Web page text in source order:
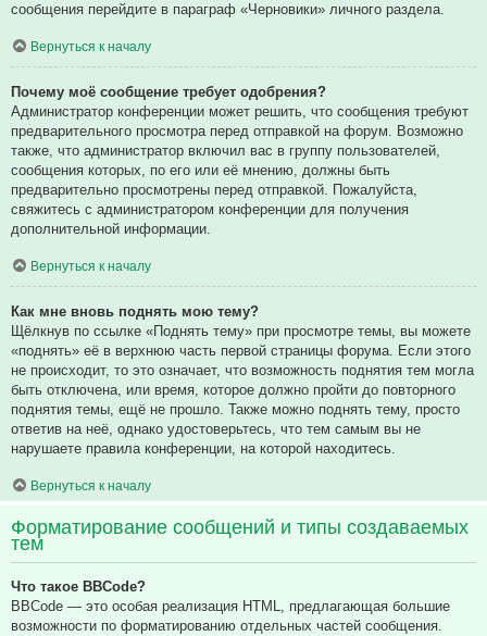
сообщения перейдите в параграф «Черновики» личного раздела.
Вернуться к началу
Почему моё сообщение требует одобрения?
Администратор конференции может решить, что сообщения требуют
предварительного просмотра перед отправкой на форум. Возможно
также, что администратор включил вас в группу пользователей,
сообщения которых, по его или её мнению, должны быть
предварительно просмотрены перед отправкой. Пожалуйста,
свяжитесь с администратором конференции для получения
дополнительной информации.
Вернуться к началу
Как мне вновь поднять мою тему?
Щёлкнув по ссылке «Поднять тему» при просмотре темы, вы можете
«поднять» её в верхнюю часть первой страницы форума. Если этого
не происходит, то это означает, что возможность поднятия тем могла
быть отключена, или время, которое должно пройти до повторного
поднятия темы, ещё не прошло. Также можно поднять тему, просто
ответив на неё, однако удостоверьтесь, что тем самым вы не
нарушаете правила конференции, на которой находитесь.
Вернуться к началу
Форматирование сообщений и типы создаваемых
тем
Что такое BBCode?
BBCode — это особая реализация HTML, предлагающая большие
возможности по форматированию отдельных частей сообщения.